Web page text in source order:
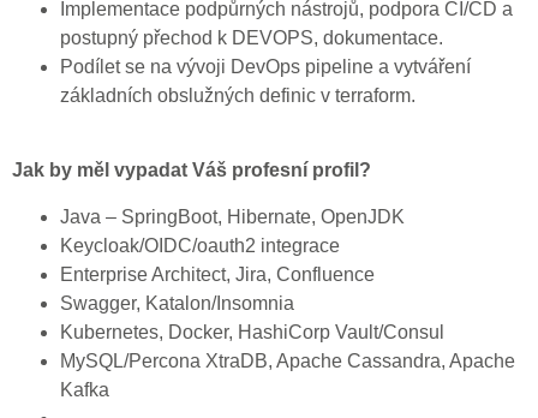
Implementace podpůrných nástrojů, podpora CI/CD a
postupný přechod k DEVOPS, dokumentace.
Podílet se na vývoji DevOps pipeline a vytváření
základních obslužných definic v terraform.
Jak by měl vypadat Váš profesní profil?
Java – SpringBoot, Hibernate, OpenJDK
Keycloak/OIDC/oauth2 integrace
Enterprise Architect, Jira, Confluence
Swagger, Katalon/Insomnia
Kubernetes, Docker, HashiCorp Vault/Consul
MySQL/Percona XtraDB, Apache Cassandra, Apache
Kafka